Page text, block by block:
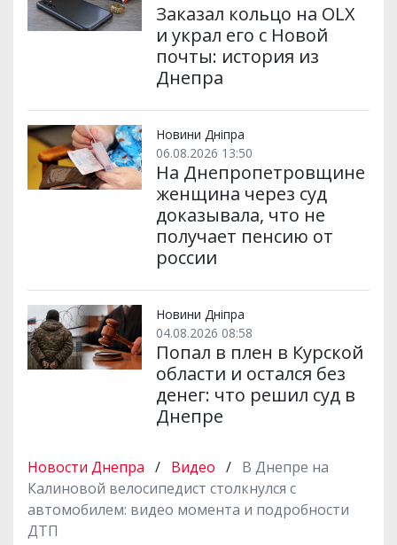
Заказал кольцо на OLX
и украл его с Новой
почты: история из
Днепра
Новини Дніпра
06.08.2026 13:50
На Днепропетровщине
женщина через суд
доказывала, что не
получает пенсию от
россии
Новини Дніпра
04.08.2026 08:58
Попал в плен в Курской
области и остался без
денег: что решил суд в
Днепре
Новости Днепра / Видео / В Днепре на
Калиновой велосипедист столкнулся с
автомобилем: видео момента и подробности
ДТП